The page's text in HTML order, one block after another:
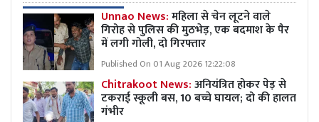
Unnao News:महिला से चेन लूटने वाले
गिरोह से पुलिस की मुठभेड़, एक बदमाश के पैर
में लगी गोली, दो गिरफ्तार
Published On 01 Aug 2026 12:22:08
Chitrakoot News:अनियंत्रित होकर पेड़ से
टकराई स्कूली बस, 10 बच्चे घायल; दो की हालत
गंभीर